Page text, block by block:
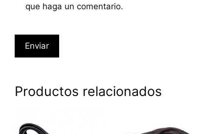
que haga un comentario.
Productos relacionados